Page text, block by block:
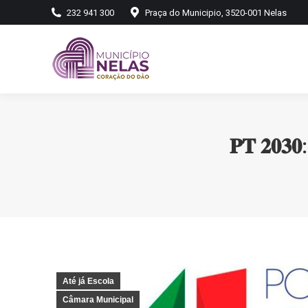
232 941 300 Praça do Municipio, 3520-001 Nelas
𝐏𝐓 𝟐𝟎𝟑𝟎:
Até já Escola
Câmara Municipal